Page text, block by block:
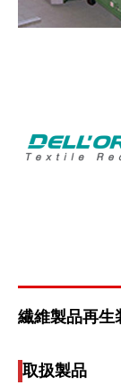
繊維製品再生
取扱製品